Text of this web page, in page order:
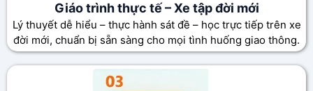
Giáo trình thực tế – Xe tập đời mới
Lý thuyết dễ hiểu – thực hành sát đề – học trực tiếp trên xe
đời mới, chuẩn bị sẵn sàng cho mọi tình huống giao thông.